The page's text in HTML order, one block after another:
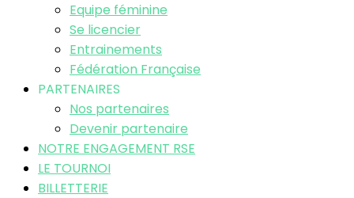
Equipe féminine
Se licencier
Entrainements
Fédération Française
PARTENAIRES
Nos partenaires
Devenir partenaire
NOTRE ENGAGEMENT RSE
LE TOURNOI
BILLETTERIE